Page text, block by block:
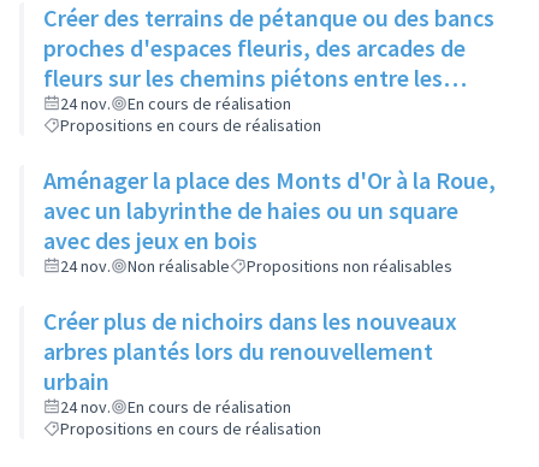
Créer des terrains de pétanque ou des bancs
proches d'espaces fleuris, des arcades de
fleurs sur les chemins piétons entre les
immeubles
24 nov.
En cours de réalisation
Propositions en cours de réalisation
Aménager la place des Monts d'Or à la Roue,
avec un labyrinthe de haies ou un square
avec des jeux en bois
24 nov. Non réalisable Propositions non réalisables
Créer plus de nichoirs dans les nouveaux
arbres plantés lors du renouvellement
urbain
24 nov.
En cours de réalisation
Propositions en cours de réalisation